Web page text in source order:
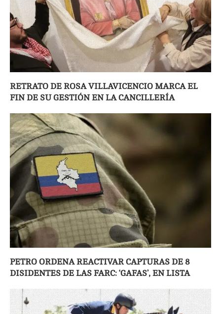
RETRATO DE ROSA VILLAVICENCIO MARCA EL
FIN DE SU GESTIÓN EN LA CANCILLERÍA
PETRO ORDENA REACTIVAR CAPTURAS DE 8
DISIDENTES DE LAS FARC: ‘GAFAS’, EN LISTA